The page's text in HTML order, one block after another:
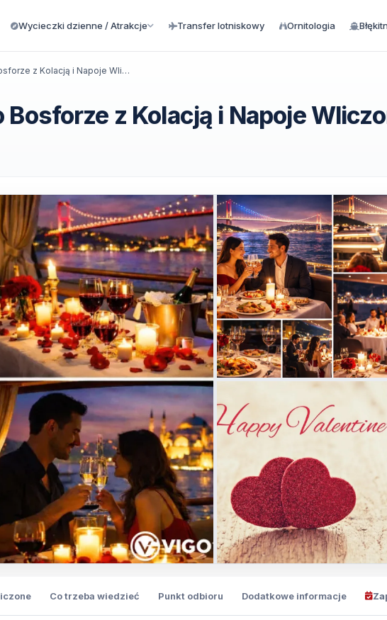
Wycieczki dzienne / Atrakcje Transfer lotniskowy Ornitologia
Rejs Walentynkowy po Bosforze z Kolacją i Napoje Wliczone
z Kolacją i Napoje
Co trzeba wiedzieć Punkt odbioru Dodatkowe informacje